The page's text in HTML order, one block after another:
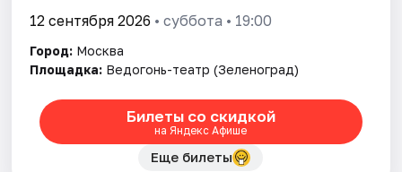
12 сентября 2026 • суббота • 19:00
Город: Москва
Площадка: Ведогонь-театр (Зеленоград)
Билеты со скидкой
на Яндекс Афише
Еще билеты